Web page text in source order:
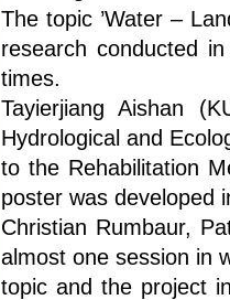
The topic ’Water –
research conducted
times.
Tayierjiang Aishan
Hydrological and
to the Rehabilitation
poster was developed
Christian Rumbaur,
almost one session in
topic and the project